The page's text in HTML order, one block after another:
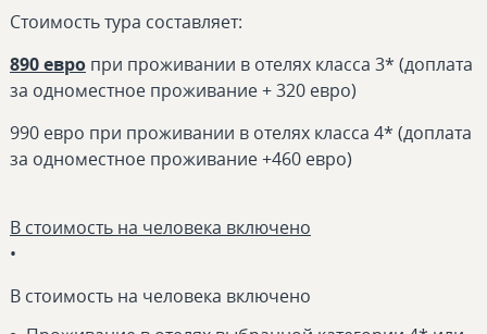
Стоимость тура составляет:
890 европри проживании в отелях класса 3* (доплата
за одноместное проживание + 320 евро)
990 евро при проживании в отелях класса 4* (доплата
за одноместное проживание +460 евро)
В стоимость на человека включено
•
В стоимость на человека включено